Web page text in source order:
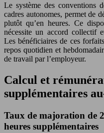
Le système des conventions
cadres autonomes, permet de
plutôt qu’en heures. Ce
nécessite un accord collectif
Les bénéficiaires de ces
repos quotidien et
de travail par l’employeur.
Calcul et
supplémentaires
Taux de majoration de
heures supplémentaires